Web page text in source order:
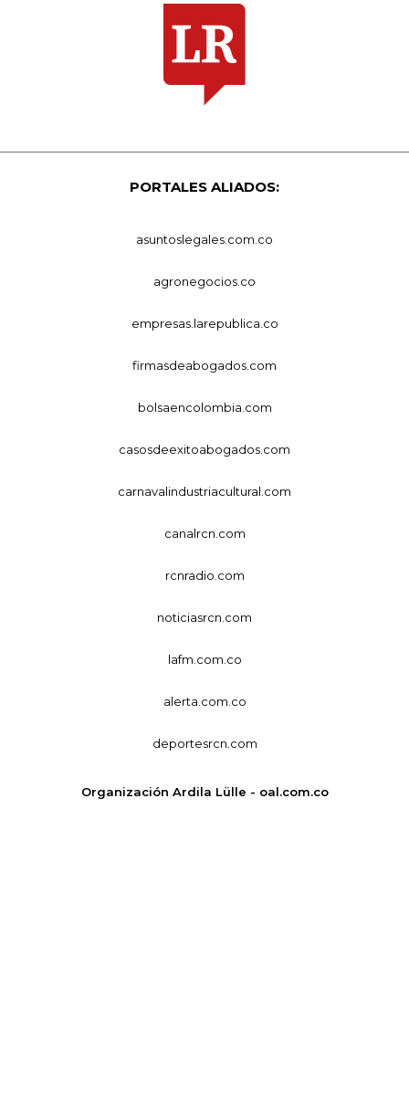
PORTALES ALIADOS:
asuntoslegales.com.co
agronegocios.co
empresas.larepublica.co
firmasdeabogados.com
bolsaencolombia.com
casosdeexitoabogados.com
carnavalindustriacultural.com
canalrcn.com
rcnradio.com
noticiasrcn.com
lafm.com.co
alerta.com.co
deportesrcn.com
Organización Ardila Lülle - oal.com.co